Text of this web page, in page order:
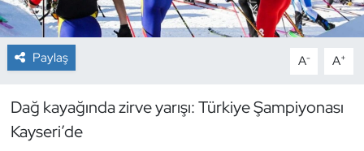
Paylaş A- A+
Dağ kayağında zirve yarışı: Türkiye Şampiyonası
Kayseri’de
Curling
Dağcılık
Dans Sporları